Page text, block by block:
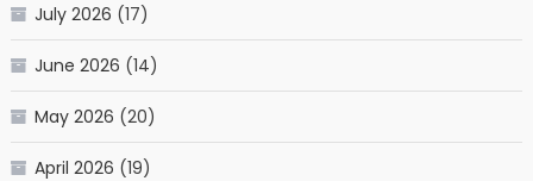
July 2026 (17)
June 2026 (14)
May 2026 (20)
April 2026 (19)